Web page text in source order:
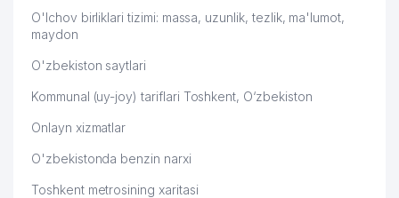
O'lchov birliklari tizimi: massa, uzunlik, tezlik, ma'lumot,
maydon
O'zbekiston saytlari
Kommunal (uy-joy) tariflari Toshkent, O‘zbekiston
Onlayn xizmatlar
O'zbekistonda benzin narxi
Toshkent metrosining xaritasi